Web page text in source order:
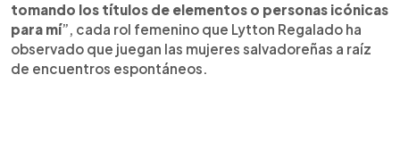
tomando los títulos de elementos o personas icónicas
para mí”, cada rol femenino que Lytton Regalado ha
observado que juegan las mujeres salvadoreñas a raíz
de encuentros espontáneos.